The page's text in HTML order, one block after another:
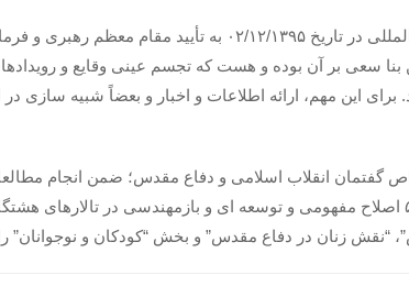
افزایش وظایف و توسعه مأموریت ها در ابعاد ملی و بین
سعی بر آن بوده و هست که تجسم عینی وقایع و
این مهم، ارائه اطلاعات و اخبار و بعضاً شبیه سازی
گفتمان انقلاب اسلامی و دفاع مقدس؛ ضمن انجام
های مختلف انقلاب اسلامی و دفاع مقدس و پیش بینی ۵۶ اصلاح مفهومی و توسعه ای
“نقش زنان در دفاع مقدس” و بخش “کودکان و نوجوانان”